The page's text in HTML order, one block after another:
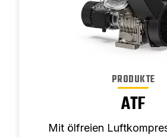
PRODUKTE
ATF
Mit ölfreien